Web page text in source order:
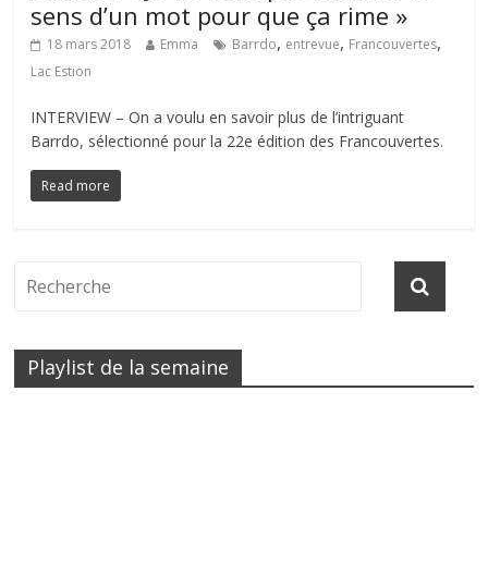
sens d’un mot pour que ça rime »
18 mars 2018 Emma Barrdo, entrevue, Francouvertes,
Lac Estion
INTERVIEW – On a voulu en savoir plus de l’intriguant
Barrdo, sélectionné pour la 22e édition des Francouvertes.
Read more
Playlist de la semaine